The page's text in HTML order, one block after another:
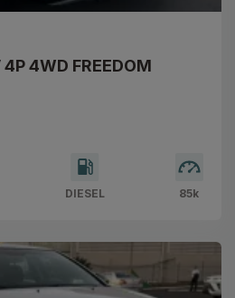
4WD FREEDOM
DIESEL 85k